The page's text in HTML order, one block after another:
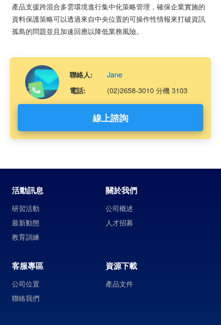
產品支援跨混合多雲環境進行集中化策略管理，確保企業實施的
資料保護策略可以透過來自中央位置的可操作性情報來打破資訊
孤島的問題並且加速回應以降低業務風險。
聯絡人: Jane
電話: (02)2658-3010 分機 3103
線上諮詢
活動訊息
研習活動
最新動態
教育訓練
關於我們
公司概述
人才招募
客服專區
公司位置
聯絡我們
資源下載
產品文件